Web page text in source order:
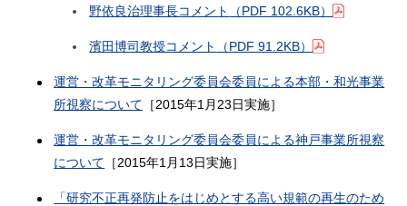
野依良治理事長コメント （PDF 102.6KB）
濱田博司教授コメント （PDF 91.2KB）
運営・改革モニタリング委員会委員による本部・和光事業
所視察について ［2015年1月23日実施］
運営・改革モニタリング委員会委員による神戸事業所視察
について ［2015年1月13日実施］
「研究不正再発防止をはじめとする高い規範の再生のため